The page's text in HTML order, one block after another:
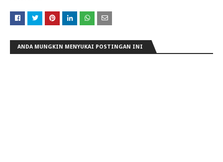
ANDA MUNGKIN MENYUKAI POSTINGAN INI